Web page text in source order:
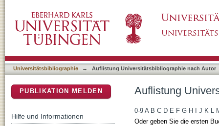
Universitätsbibliographie → Auflistung Universitätsbibliographie nach Autor
Auflistung
0-9 A B C D E F G H J K L
Oder geben Sie die ersten
PUBLIKATION MELDEN
Hilfe und Informationen